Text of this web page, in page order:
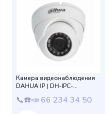
Камера видеонаблюдения
DAHUA IP ( DH-IPC-
📞☎️📣 66 234 34 50